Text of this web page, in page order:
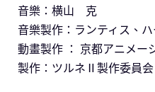
音樂：横山 克
音樂製作：ランティス、
動畫製作 ： 京都アニメー
製作：ツルネⅡ製作委員会